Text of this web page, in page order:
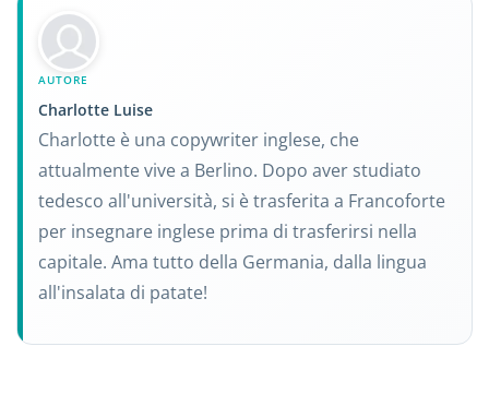
AUTORE
Charlotte Luise
Charlotte è una copywriter inglese, che
attualmente vive a Berlino. Dopo aver studiato
tedesco all'università, si è trasferita a Francoforte
per insegnare inglese prima di trasferirsi nella
capitale. Ama tutto della Germania, dalla lingua
all'insalata di patate!